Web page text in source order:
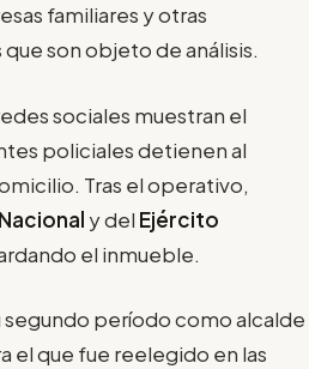
familiares y otras
son objeto de análisis.
sociales muestran el
policiales detienen al
Tras el operativo,
y del Ejército
el inmueble.
segundo período como alcalde
el que fue reelegido en las